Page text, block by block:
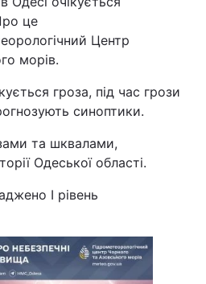
це
Центр
морів.
гроза, під час грози
синоптики.
та шквалами,
Одеської області.
І рівень